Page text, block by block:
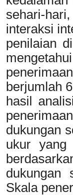
sehari-
interaksi
penilaian
berjumlah
hasil
dukungan
ukur yang
dukungan
Skala